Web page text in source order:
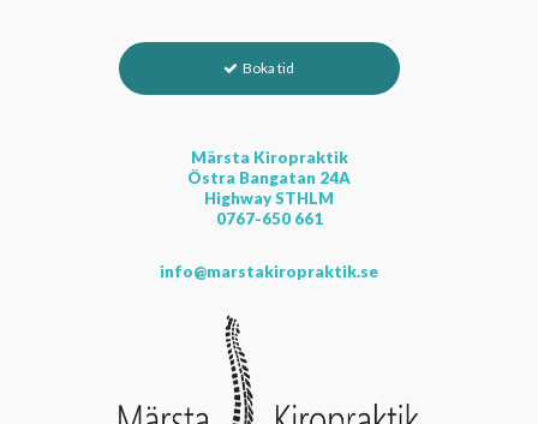
Boka tid
Märsta Kiropraktik
Östra Bangatan 24A
Highway STHLM
0767-650 661
info@marstakiropraktik.se